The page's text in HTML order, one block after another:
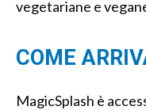
vegetariane e
COME
MagicSplash è